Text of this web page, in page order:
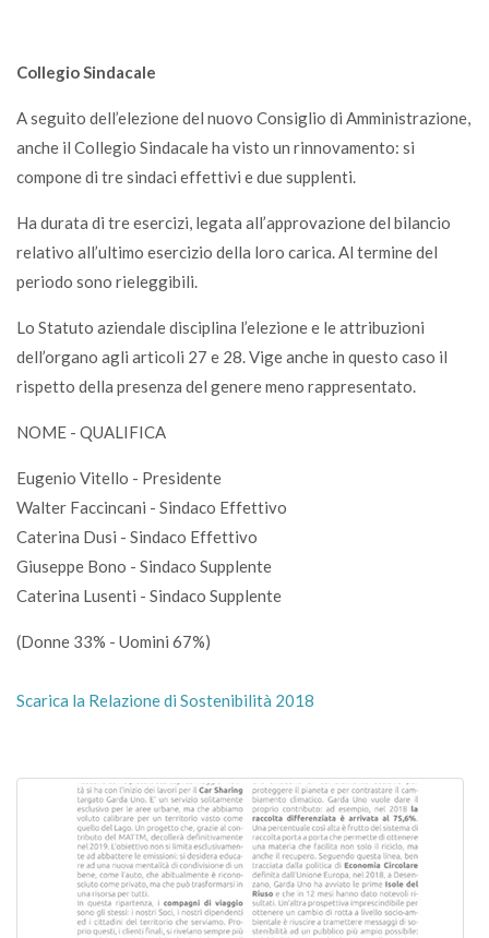
Collegio Sindacale
A seguito dell’elezione del nuovo Consiglio di Amministrazione,
anche il Collegio Sindacale ha visto un rinnovamento: si
compone di tre sindaci effettivi e due supplenti.
Ha durata di tre esercizi, legata all’approvazione del bilancio
relativo all’ultimo esercizio della loro carica. Al termine del
periodo sono rieleggibili.
Lo Statuto aziendale disciplina l’elezione e le attribuzioni
dell’organo agli articoli 27 e 28. Vige anche in questo caso il
rispetto della presenza del genere meno rappresentato.
NOME - QUALIFICA
Eugenio Vitello - Presidente
Walter Faccincani - Sindaco Effettivo
Caterina Dusi - Sindaco Effettivo
Giuseppe Bono - Sindaco Supplente
Caterina Lusenti - Sindaco Supplente
(Donne 33% - Uomini 67%)
Scarica la Relazione di Sostenibilità 2018